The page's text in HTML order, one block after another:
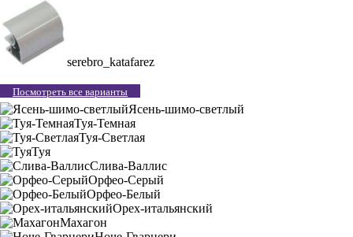
serebro_katafarez
Посмотреть все варианты
Ясень-шимо-светлый
Туя-Темная
Туя-Светлая
Туя
Слива-Валлис
Орфео-Серый
Орфео-Белый
Орех-итальянский
Махагон